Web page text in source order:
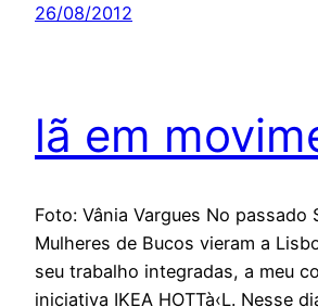
26/08/2012
lã em
Foto: Vânia Vargues No passado
Mulheres de Bucos vieram a
seu trabalho integradas, a meu
iniciativa IKEA HOTTà‹L. Nesse